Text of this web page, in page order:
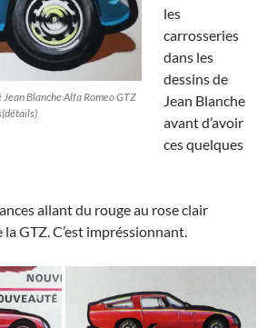
Blanche Alfa Romeo GTZ
les
carrosseries
dans les
dessins de
Jean Blanche
avant d’avoir
ces quelques
allant du rouge au rose clair
GTZ. C’est impréssionnant.